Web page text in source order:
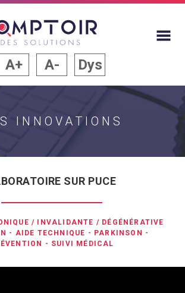
A+ A- Dys
INNOVATIONS
SUR PUCE
/ INVALIDANTE / DÉGÉNÉRATIVE
- AIDE TECHNIQUE - PARKINSON -
- SUIVI MÉDICAL